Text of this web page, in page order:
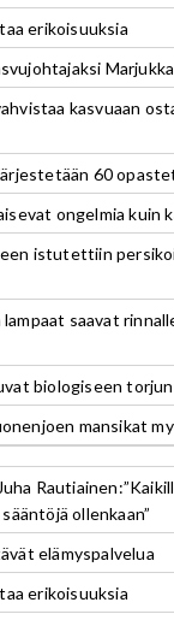
erikoisuuksia
kasvuaan
60
ongelmia kuin
istutettiin
saavat
biologiseen
mansikat
ollenkaan”
elämyspalvelua
erikoisuuksia